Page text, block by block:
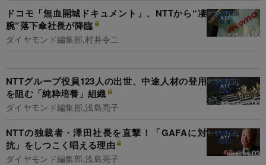
ドコモ「無血開城ドキュメント」、NTTから“凄
腕”落下傘社長が降臨
ダイヤモンド編集部,村井令二
NTTグループ役員123人の出世、中途人材の登用
を阻む「純粋培養」組織
ダイヤモンド編集部,浅島亮子
NTTの独裁者・澤田社長を直撃！「GAFAに対
抗」をしつこく唱える理由
ダイヤモンド編集部,浅島亮子